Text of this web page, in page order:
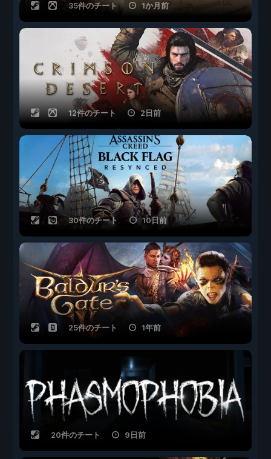
35件のチート 1か月前
12件のチート 2日前
30件のチート 10日前
25件のチート 1年前
20件のチート 9日前